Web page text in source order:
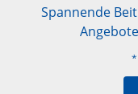
Spannende
*